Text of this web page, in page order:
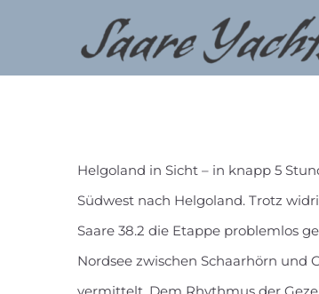
springen
Helgoland in Sicht – in knapp 5
Südwest nach Helgoland. Trotz
Saare 38.2 die Etappe problemlos
Nordsee zwischen Schaarhörn und